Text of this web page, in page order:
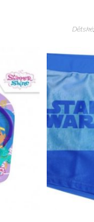
Dětské,